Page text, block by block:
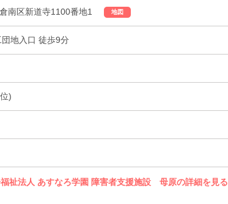
南区新道寺1100番地1 地図
地入口 徒歩9分
)
祉法人 あすなろ学園 障害者支援施設 母原の詳細を見る